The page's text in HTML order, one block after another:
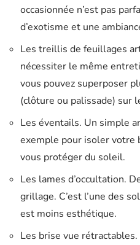
occasionnée n’est pas
d’exotisme et une
Les treillis de feuillages
nécessiter le même
vous pouvez superposer
(clôture ou palissade) sur
Les éventails. Un simple
exemple pour isoler votre
vous protéger du soleil.
Les lames d’occultation.
grillage. C’est l’une des
est moins esthétique.
Les brise vue